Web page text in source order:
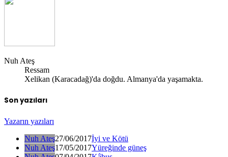
Nuh Ateş
Ressam
Xelikan (Karacadağ)'da doğdu. Almanya'da yaşamakta.
Son yazıları
Yazarın yazıları
Nuh Ateş27/06/2017İyi ve Kötü
Nuh Ateş17/05/2017Yüreğinde güneş